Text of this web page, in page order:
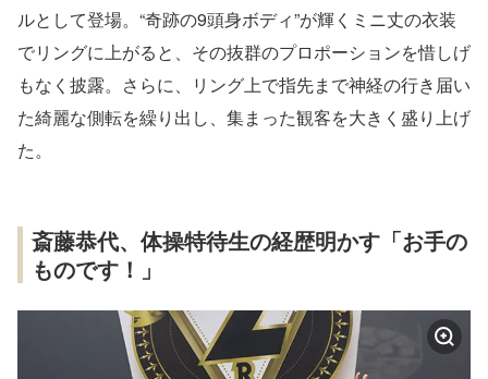
ルとして登場。“奇跡の9頭身ボディ”が輝くミニ丈の衣装
でリングに上がると、その抜群のプロポーションを惜しげ
もなく披露。さらに、リング上で指先まで神経の行き届い
た綺麗な側転を繰り出し、集まった観客を大きく盛り上げ
た。
斎藤恭代、体操特待生の経歴明かす「お手の
ものです！」